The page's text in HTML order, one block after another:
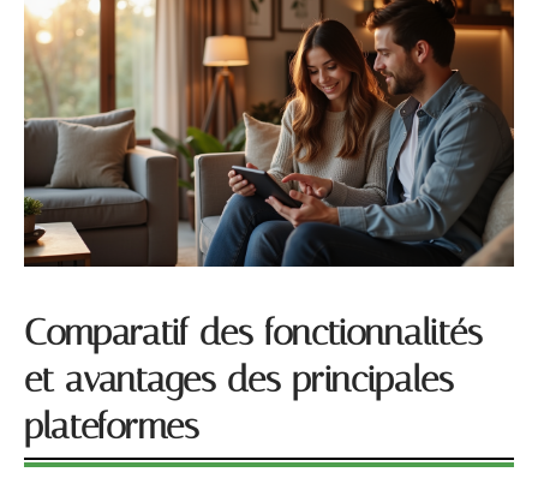
Comparatif des fonctionnalités
et avantages des principales
plateformes